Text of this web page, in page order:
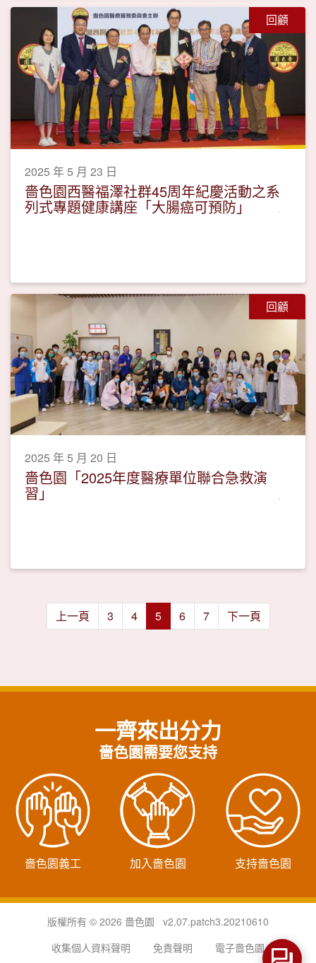
回顧
2025 年 5 月 23 日
嗇色園西醫福澤社群45周年紀慶活動之系
列式專題健康講座「大腸癌可預防」
回顧
2025 年 5 月 20 日
嗇色園「2025年度醫療單位聯合急救演
習」
上一頁 3 4 5 6 7 下一頁
一齊來出分力
嗇色園需要您支持
嗇色園義工 加入嗇色園 支持嗇色園
版權所有 © 2026 嗇色園 v2.07.patch3.20210610
收集個人資料聲明
免責聲明 電子嗇色園